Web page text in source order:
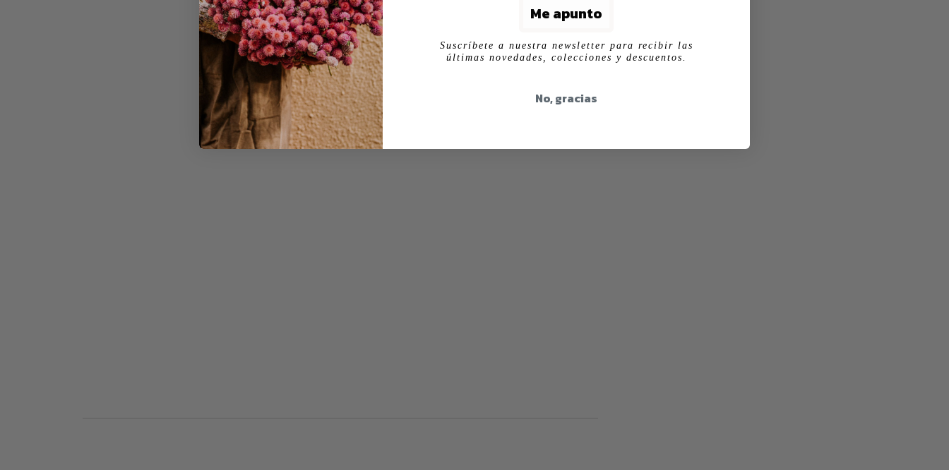
Me apunto
Suscríbete a nuestra newsletter para recibir las
últimas novedades, colecciones y descuentos.
No, gracias